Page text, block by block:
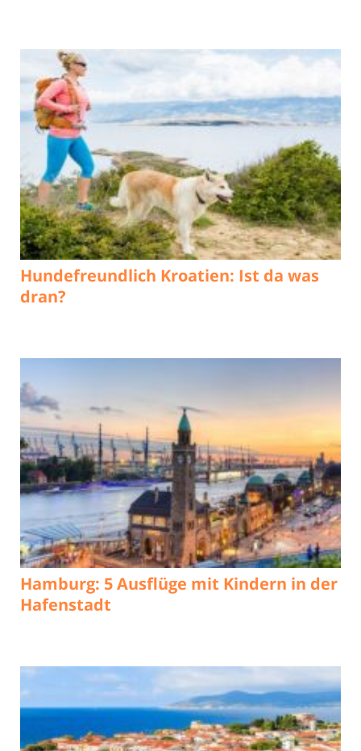
Hundefreundlich Kroatien: Ist da was
dran?
Hamburg: 5 Ausflüge mit Kindern in der
Hafenstadt